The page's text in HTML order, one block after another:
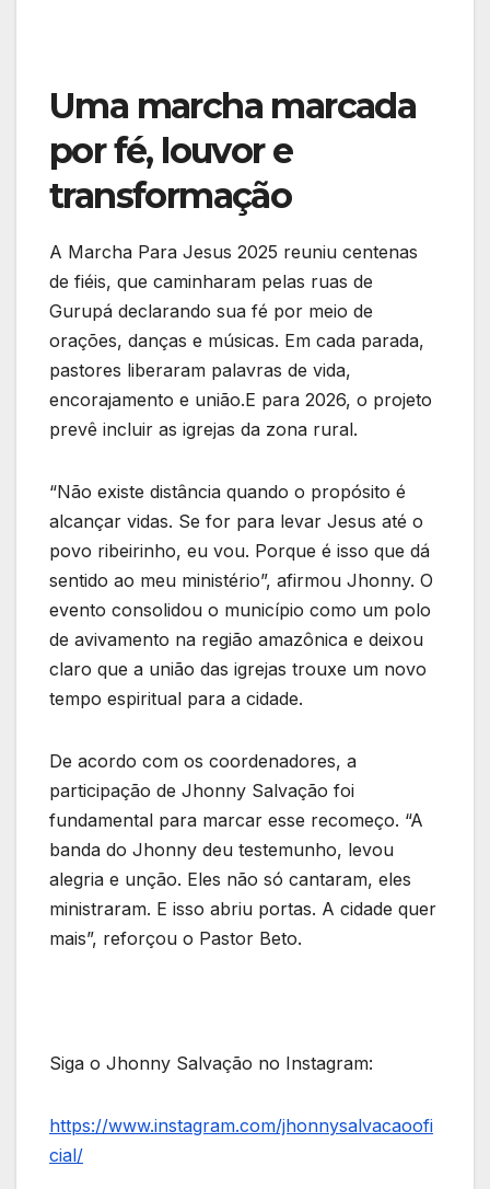
Uma marcha marcada
por fé, louvor e
transformação
A Marcha Para Jesus 2025 reuniu centenas
de fiéis, que caminharam pelas ruas de
Gurupá declarando sua fé por meio de
orações, danças e músicas. Em cada parada,
pastores liberaram palavras de vida,
encorajamento e união.E para 2026, o projeto
prevê incluir as igrejas da zona rural.
“Não existe distância quando o propósito é
alcançar vidas. Se for para levar Jesus até o
povo ribeirinho, eu vou. Porque é isso que dá
sentido ao meu ministério”, afirmou Jhonny. O
evento consolidou o município como um polo
de avivamento na região amazônica e deixou
claro que a união das igrejas trouxe um novo
tempo espiritual para a cidade.
De acordo com os coordenadores, a
participação de Jhonny Salvação foi
fundamental para marcar esse recomeço. “A
banda do Jhonny deu testemunho, levou
alegria e unção. Eles não só cantaram, eles
ministraram. E isso abriu portas. A cidade quer
mais”, reforçou o Pastor Beto.
Siga o Jhonny Salvação no Instagram:
https://www.instagram.com/jhonnysalvacaoofi
cial/